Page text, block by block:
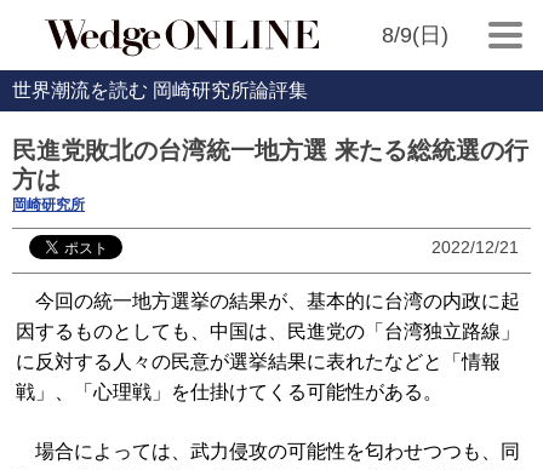
8/9(日)
世界潮流を読む 岡崎研究所論評集
民進党敗北の台湾統一地方選 来たる総統選の行
方は
岡崎研究所
2022/12/21
今回の統一地方選挙の結果が、基本的に台湾の内政に起
因するものとしても、中国は、民進党の「台湾独立路線」
に反対する人々の民意が選挙結果に表れたなどと「情報
戦」、「心理戦」を仕掛けてくる可能性がある。
場合によっては、武力侵攻の可能性を匂わせつつも、同